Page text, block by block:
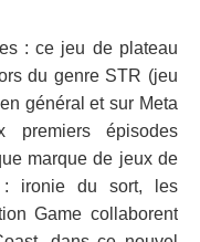
: ce jeu de plateau
du genre STR (jeu
général et sur Meta
premiers épisodes
marque de jeux de
: ironie du sort, les
Game collaborent